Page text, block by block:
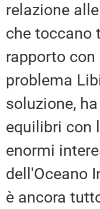
relazione
che
rapporto
problema
soluzione,
equilibri con
enormi
dell'Oceano
è ancora